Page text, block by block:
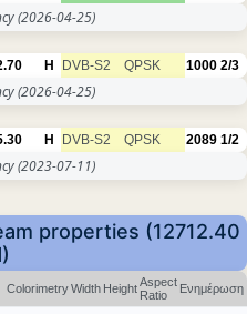
(2026-04-25)
H DVB-S2 QPSK 1000 2/3
(2026-04-25)
H DVB-S2 QPSK 2089 1/2
(2023-07-11)
properties (12712.40
ColorimetryWidth HeightAspect
Ratio
Ενημέρωση